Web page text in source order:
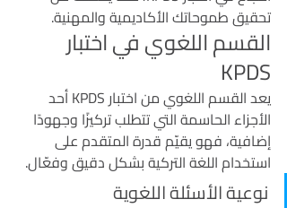
تحقيق طموحاتك الأكاديمية والمهنية.
القسم اللغوي في اختبار
KPDS
يعد القسم اللغوي من اختبار KPDS أحد
الأجزاء الحاسمة التي تتطلب تركيزًا وجهودًا
إضافية، فهو يقيّم قدرة المتقدم على
استخدام اللغة التركية بشكل دقيق وفعّال.
نوعية الأسئلة اللغوية